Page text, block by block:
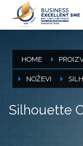
HOME
NOŽEVI
Silhouette